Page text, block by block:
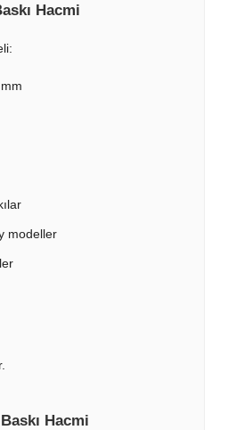
Hacmi
modeller
Hacmi